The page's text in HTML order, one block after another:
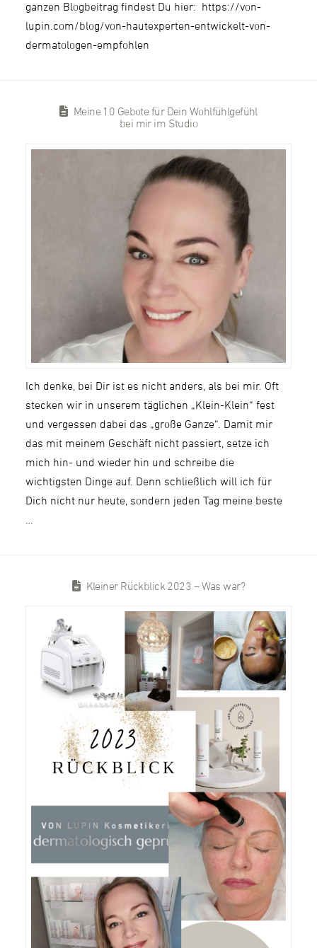
ganzen Blogbeitrag findest Du hier: https://von-
lupin.com/blog/von-hautexperten-entwickelt-von-
dermatologen-empfohlen
Meine 10 Gebote für Dein Wohlfühlgefühl
bei mir im Studio
Ich denke, bei Dir ist es nicht anders, als bei mir. Oft
stecken wir in unserem täglichen „Klein-Klein“ fest
und vergessen dabei das „große Ganze“. Damit mir
das mit meinem Geschäft nicht passiert, setze ich
mich hin- und wieder hin und schreibe die
wichtigsten Dinge auf. Denn schließlich will ich für
Dich nicht nur heute, sondern jeden Tag meine beste
Kleiner Rückblick 2023 – Was war?